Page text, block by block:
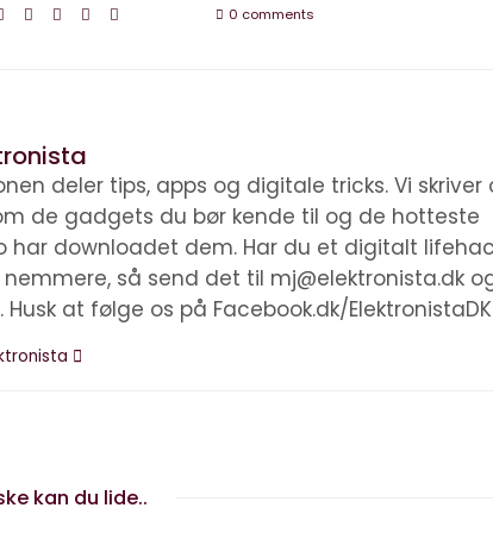
0 comments
deler tips, apps og digitale tricks. Vi skriver
de gadgets du bør kende til og de hotteste
har downloadet dem. Har du et digitalt
så send det til mj@elektronista.dk
at følge os på Facebook.dk/ElektronistaDK
kan du lide..